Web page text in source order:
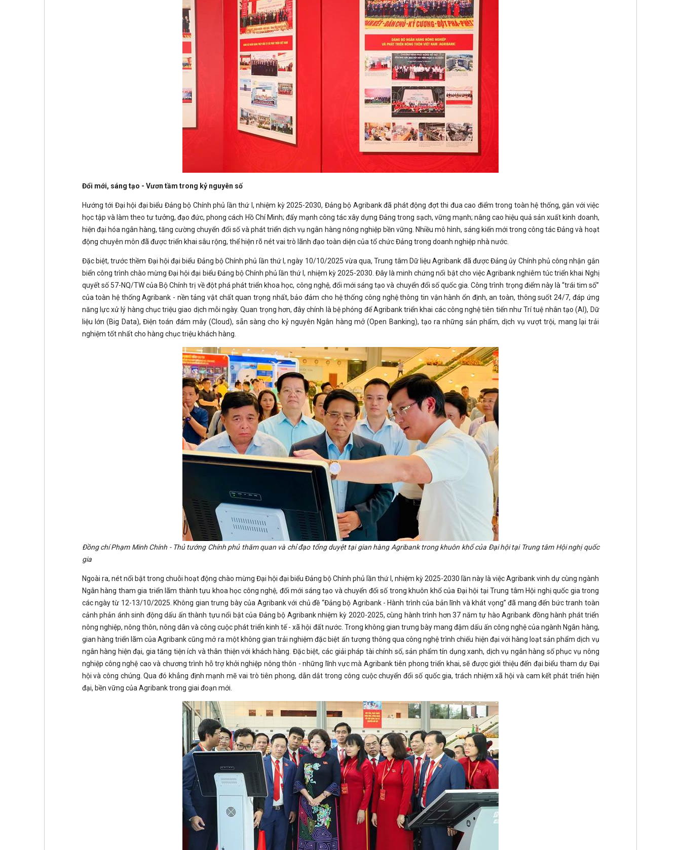
Đổi mới, sáng tạo - Vươn tầm trong kỷ nguyên số
Hướng tới Đại hội đại biểu Đảng bộ Chính phủ lần thứ I, nhiệm kỳ 2025-2030, Đảng bộ Agribank đã phát động đợt thi đua cao điểm trong toàn hệ thống, gắn với việc
học tập và làm theo tư tưởng, đạo đức, phong cách Hồ Chí Minh; đẩy mạnh công tác xây dựng Đảng trong sạch, vững mạnh; nâng cao hiệu quả sản xuất kinh doanh,
hiện đại hóa ngân hàng, tăng cường chuyển đổi số và phát triển dịch vụ ngân hàng nông nghiệp bền vững. Nhiều mô hình, sáng kiến mới trong công tác Đảng và hoạt
động chuyên môn đã được triển khai sâu rộng, thể hiện rõ nét vai trò lãnh đạo toàn diện của tổ chức Đảng trong doanh nghiệp nhà nước.
Đặc biệt, trước thềm Đại hội đại biểu Đảng bộ Chính phủ lần thứ I, ngày 10/10/2025 vừa qua, Trung tâm Dữ liệu Agribank đã được Đảng ủy Chính phủ công nhận gắn
biển công trình chào mừng Đại hội đại biểu Đảng bộ Chính phủ lần thứ I, nhiệm kỳ 2025-2030. Đây là minh chứng nổi bật cho việc Agribank nghiêm túc triển khai Nghị
quyết số 57-NQ/TW của Bộ Chính trị về đột phá phát triển khoa học, công nghệ, đổi mới sáng tạo và chuyển đổi số quốc gia. Công trình trọng điểm này là “trái tim số”
của toàn hệ thống Agribank - nền tảng vật chất quan trọng nhất, bảo đảm cho hệ thống công nghệ thông tin vận hành ổn định, an toàn, thông suốt 24/7, đáp ứng
năng lực xử lý hàng chục triệu giao dịch mỗi ngày. Quan trọng hơn, đây chính là bệ phóng để Agribank triển khai các công nghệ tiên tiến như Trí tuệ nhân tạo (AI), Dữ
liệu lớn (Big Data), Điện toán đám mây (Cloud), sẵn sàng cho kỷ nguyên Ngân hàng mở (Open Banking), tạo ra những sản phẩm, dịch vụ vượt trội, mang lại trải
nghiệm tốt nhất cho hàng chục triệu khách hàng.
Đồng chí Phạm Minh Chính - Thủ tướng Chính phủ thăm quan và chỉ đạo tổng duyệt tại gian hàng Agribank trong khuôn khổ của Đại hội tại Trung tâm Hội nghị quốc
gia
Ngoài ra, nét nổi bật trong chuỗi hoạt động chào mừng Đại hội đại biểu Đảng bộ Chính phủ lần thứ I, nhiệm kỳ 2025-2030 lần này là việc Agribank vinh dự cùng ngành
Ngân hàng tham gia triển lãm thành tựu khoa học công nghệ, đổi mới sáng tạo và chuyển đổi số trong khuôn khổ của Đại hội tại Trung tâm Hội nghị quốc gia trong
các ngày từ 12-13/10/2025. Không gian trưng bày của Agribank với chủ đề “Đảng bộ Agribank - Hành trình của bản lĩnh và khát vọng” đã mang đến bức tranh toàn
cảnh phản ánh sinh động dấu ấn thành tựu nổi bật của Đảng bộ Agribank nhiệm kỳ 2020-2025, cùng hành trình hơn 37 năm tự hào Agribank đồng hành phát triển
nông nghiệp, nông thôn, nông dân và công cuộc phát triển kinh tế - xã hội đất nước. Trong không gian trưng bày mang đậm dấu ấn công nghệ của ngành Ngân hàng,
gian hàng triển lãm của Agribank cũng mở ra một không gian trải nghiệm đặc biệt ấn tượng thông qua công nghệ trình chiếu hiện đại với hàng loạt sản phẩm dịch vụ
ngân hàng hiện đại, gia tăng tiện ích và thân thiện với khách hàng. Đặc biệt, các giải pháp tài chính số, sản phẩm tín dụng xanh, dịch vụ ngân hàng số phục vụ nông
nghiệp công nghệ cao và chương trình hỗ trợ khởi nghiệp nông thôn - những lĩnh vực mà Agribank tiên phong triển khai, sẽ được giới thiệu đến đại biểu tham dự Đại
hội và công chúng. Qua đó khẳng định mạnh mẽ vai trò tiên phong, dẫn dắt trong công cuộc chuyển đổi số quốc gia, trách nhiệm xã hội và cam kết phát triển hiện
đại, bền vững của Agribank trong giai đoạn mới.